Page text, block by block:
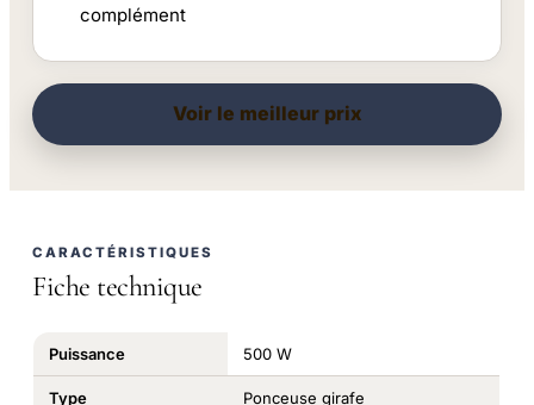
complément
Voir le meilleur prix
CARACTÉRISTIQUES
Fiche technique
Puissance 500 W
Type Ponceuse girafe